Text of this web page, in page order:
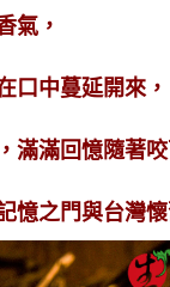
氣，
口中蔓延開來，
滿滿回憶隨著
憶之門與台灣